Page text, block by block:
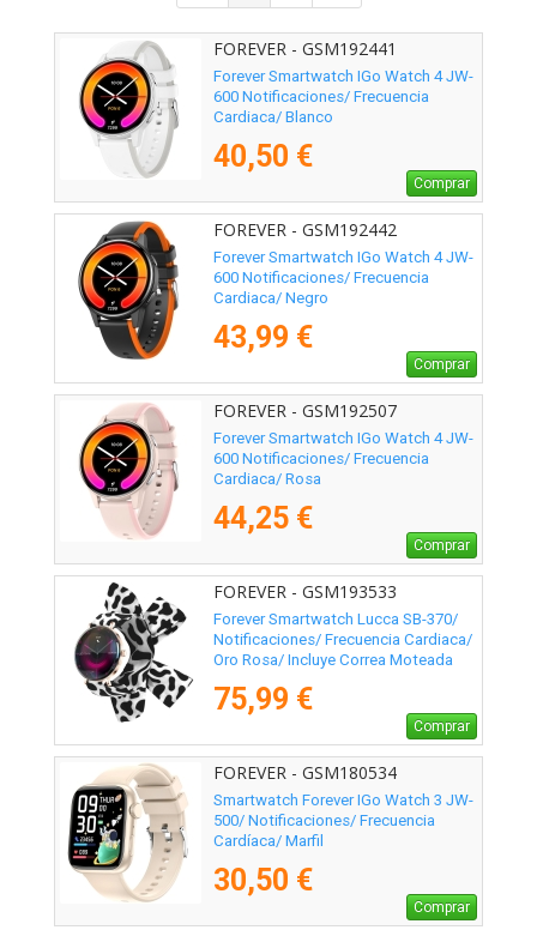
FOREVER - GSM192441
Forever Smartwatch IGo Watch 4 JW-
600 Notificaciones/ Frecuencia
Cardiaca/ Blanco
40,50 €
Comprar
FOREVER - GSM192442
Forever Smartwatch IGo Watch 4 JW-
600 Notificaciones/ Frecuencia
Cardiaca/ Negro
43,99 €
Comprar
FOREVER - GSM192507
Forever Smartwatch IGo Watch 4 JW-
600 Notificaciones/ Frecuencia
Cardiaca/ Rosa
44,25 €
Comprar
FOREVER - GSM193533
Forever Smartwatch Lucca SB-370/
Notificaciones/ Frecuencia Cardiaca/
Oro Rosa/ Incluye Correa Moteada
75,99 €
Comprar
FOREVER - GSM180534
Smartwatch Forever IGo Watch 3 JW-
500/ Notificaciones/ Frecuencia
Cardíaca/ Marfil
30,50 €
Comprar